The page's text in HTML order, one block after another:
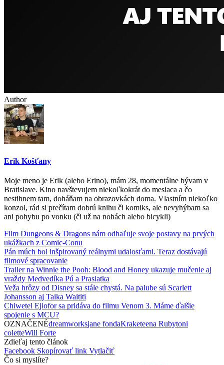
Author
Erik Košťany
Moje meno je Erik (alebo Erino), mám 28, momentálne bývam v
Bratislave. Kino navštevujem niekoľkokrát do mesiaca a čo
nestihnem tam, doháňam na obrazovkách doma. Vlastním niekoľko
konzol, rád si prečítam dobrú knihu či komiks, ale nevyhýbam sa
ani pohybu po vonku (či už na nohách alebo bicykli)
Film Dungeons & Dragons nám odhaľuje svoje postavy na prvých
ukážkach z Comic-Conu
Pán múch bol inšpirovaný reálnymi udalosťami. Teraz dostávajú
filmové spracovanie
Trailer na Winnie the Pooh: Blood and Honey ukazuje mučenie aj
vraždy Medvedíka Pú a Prasiatka
Veža hrôzy od Disney sa stále chystá. Na palube sú Scarlett
Johansson aj Taika Waititi
Chiwetel Ejiofor sa pridáva do filmu Venom 3. Máme ďalšie
spojenie s MCU?
OZNAČENÉdreamworksjane fondaKraketeena Rubytoni
coletteWill Forte
Zdieľaj tento článok
Facebook Skopírovať link Vytlačiť
Čo si myslíte?